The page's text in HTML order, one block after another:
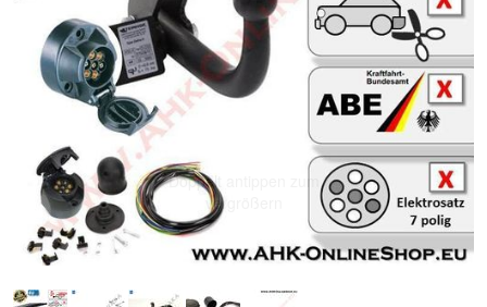
Doppelt antippen zum
vergrößern